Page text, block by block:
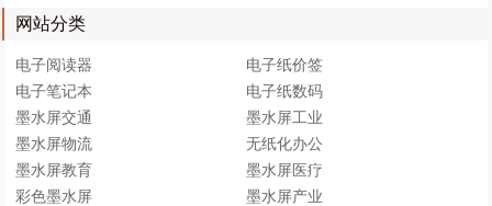
网站分类
电子阅读器
电子纸价签
电子笔记本
电子纸数码
墨水屏交通
墨水屏工业
墨水屏物流
无纸化办公
墨水屏教育
墨水屏医疗
彩色墨水屏
墨水屏产业